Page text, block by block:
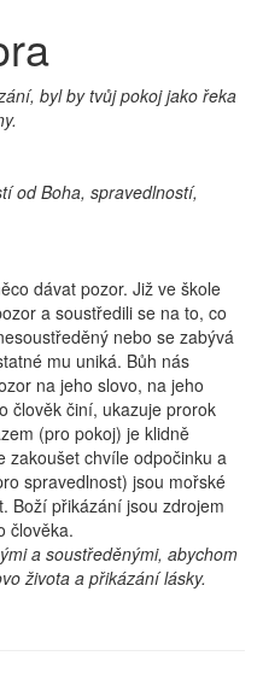
byl by tvůj pokoj jako řeka
od Boha, spravedlností,
dávat pozor. Již ve škole
a soustředili se na to, co
nebo se zabývá
mu uniká. Bůh nás
na jeho slovo, na jeho
člověk činí, ukazuje prorok
(pro pokoj) je klidně
zakoušet chvíle odpočinku a
spravedlnost) jsou mořské
Boží přikázání jsou zdrojem
člověka.
a soustředěnými, abychom
života a přikázání lásky.